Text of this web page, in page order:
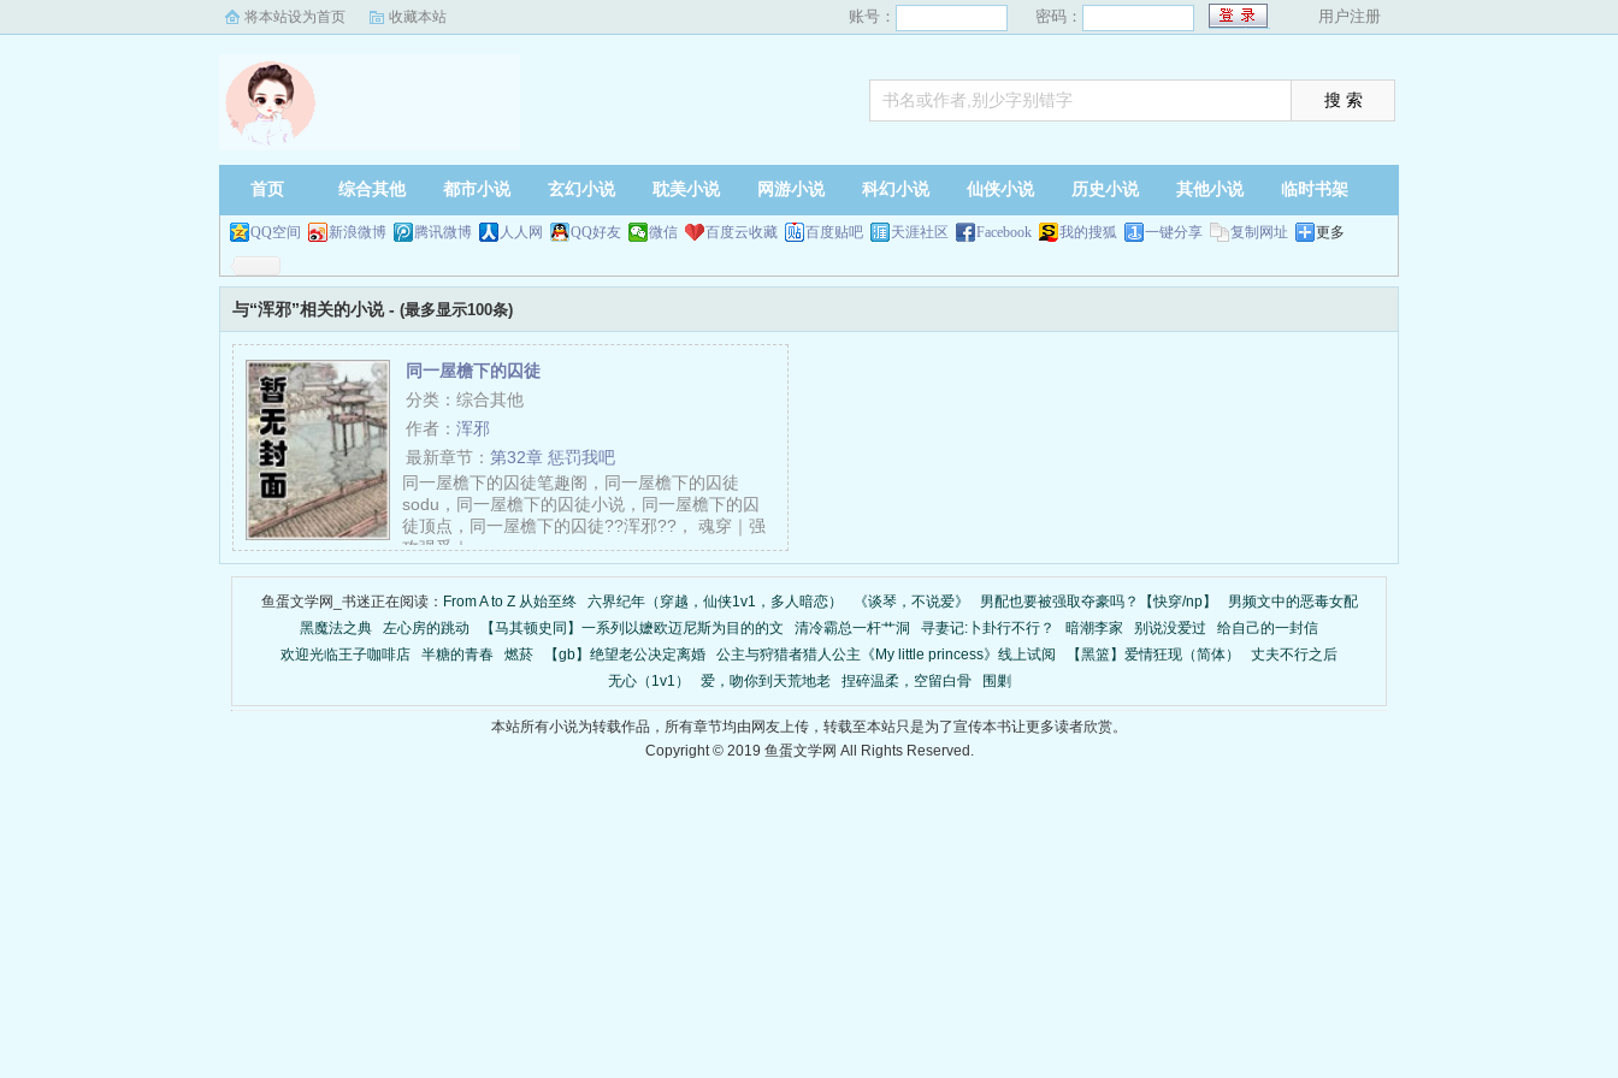
将本站设为首页 收藏本站 账号： 密码： 用户注册
首页 综合其他 都市小说 玄幻小说 耽美小说 网游小说 科幻小说 仙侠小说 历史小说 其他小说 临时书架
QQ空间 新浪微博 腾讯微博 人人网 QQ好友 微信 百度云收藏 百度贴吧 天涯社区 Facebook 我的搜狐 一键分享 复制网址 更多
与“浑邪”相关的小说 - (最多显示100条)
同一屋檐下的囚徒
分类：综合其他
作者： 浑邪
最新章节： 第32章 惩罚我吧
同一屋檐下的囚徒笔趣阁，同一屋檐下的囚徒
sodu，同一屋檐下的囚徒小说，同一屋檐下的囚
徒顶点，同一屋檐下的囚徒??浑邪??， 魂穿｜强
攻强受｜……
鱼蛋文学网_书迷正在阅读： From A to Z 从始至终 六界纪年（穿越，仙侠1v1，多人暗恋） 《谈琴，不说爱》 男配也要被强取夺豪吗？【快穿/np】
男频文中的恶毒女配
黑魔法之典
左心房的跳动 【马其顿史同】一系列以嬷欧迈尼斯为目的的文 清冷霸总一杆艹洞 寻妻记:卜卦行不行？ 暗潮李家 别说没爱过
给自己的一封信
欢迎光临王子咖啡店
半糖的青春 燃菸 【gb】绝望老公决定离婚 公主与狩猎者猎人公主《My little princess》线上试阅 【黑篮】爱情狂现（简体）
丈夫不行之后
无心（1v1）
爱，吻你到天荒地老 捏碎温柔，空留白骨 围剿
本站所有小说为转载作品，所有章节均由网友上传，转载至本站只是为了宣传本书让更多读者欣赏。
Copyright © 2019 鱼蛋文学网 All Rights Reserved.